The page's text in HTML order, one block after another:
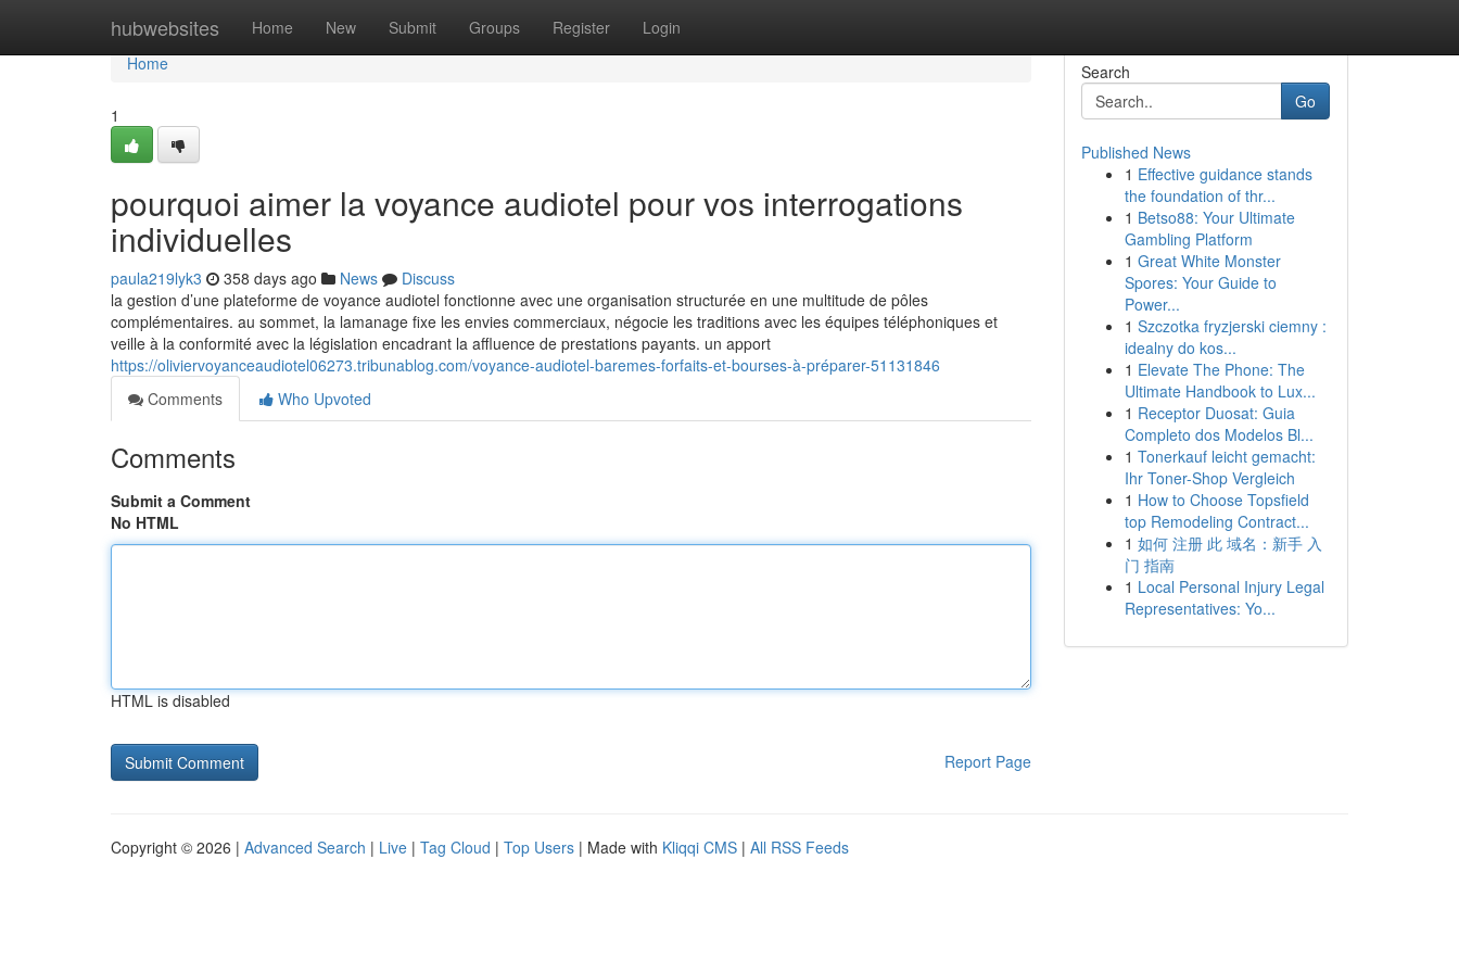
hubwebsites Home New Submit Groups Register Login
Home
Home
1
pourquoi aimer la voyance audiotel pour vos interrogations
individuelles
paula219lyk3 358 days ago News
Discuss
la gestion d’une plateforme de voyance audiotel fonctionne avec une organisation structurée en une multitude de pôles
complémentaires. au sommet, la lamanage fixe les envies commerciaux, négocie les traditions avec les équipes téléphoniques et
veille à la conformité avec la législation encadrant la affluence de prestations payants. un apport
https://oliviervoyanceaudiotel06273.tribunablog.com/voyance-audiotel-baremes-forfaits-et-bourses-à-préparer-51131846
Comments
Who Upvoted
Comments
Submit a Comment
No HTML
HTML is disabled
Report Page
Search
Go
Published News
1 Effective guidance stands
the foundation of thr...
1 Betso88: Your Ultimate
Gambling Platform
1 Great White Monster
Spores: Your Guide to
Power...
1 Szczotka fryzjerski ciemny :
idealny do kos...
1 Elevate The Phone: The
Ultimate Handbook to Lux...
1 Receptor Duosat: Guia
Completo dos Modelos Bl...
1 Tonerkauf leicht gemacht:
Ihr Toner-Shop Vergleich
1 How to Choose Topsfield
top Remodeling Contract...
1 如何 注册 此 域名：新手 入
门 指南
1 Local Personal Injury Legal
Representatives: Yo...
Copyright © 2026 | Advanced Search | Live | Tag Cloud | Top Users | Made with Kliqqi CMS | All RSS Feeds